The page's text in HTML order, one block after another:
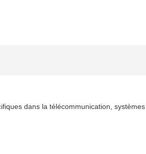
dans la télécommunication, systèmes